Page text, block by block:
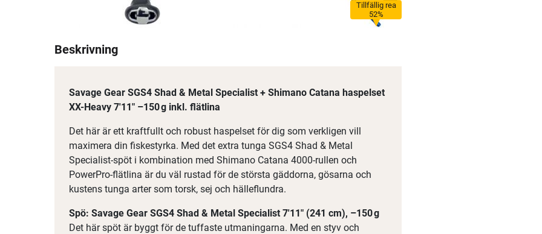
Tillfällig rea
52%
Beskrivning
Savage Gear SGS4 Shad & Metal Specialist + Shimano Catana haspelset
XX-Heavy 7'11" –150 g inkl. flätlina
Det här är ett kraftfullt och robust haspelset för dig som verkligen vill
maximera din fiskestyrka. Med det extra tunga SGS4 Shad & Metal
Specialist-spöt i kombination med Shimano Catana 4000-rullen och
PowerPro-flätlina är du väl rustad för de största gäddorna, gösarna och
kustens tunga arter som torsk, sej och hälleflundra.
Spö: Savage Gear SGS4 Shad & Metal Specialist 7'11" (241 cm), –150 g
Det här spöt är byggt för de tuffaste utmaningarna. Med en styv och